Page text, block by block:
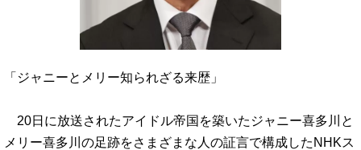
「ジャニーとメリー知られざる来歴」
20日に放送されたアイドル帝国を築いたジャニー喜多川と
メリー喜多川の足跡をさまざまな人の証言で構成したNHKス